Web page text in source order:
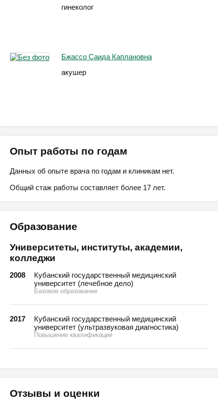
гинеколог
Бжассо Саида Каплановна
акушер
Опыт работы по годам
Данных об опыте врача по годам и клиникам нет.
Общий стаж работы составляет более 17 лет.
Образование
Университеты, институты, академии,
колледжи
2008
Кубанский государственный медицинский
университет (лечебное дело)
Базовое образование
2017
Кубанский государственный медицинский
университет (ультразвуковая диагностика)
Повышение квалификации
Отзывы и оценки